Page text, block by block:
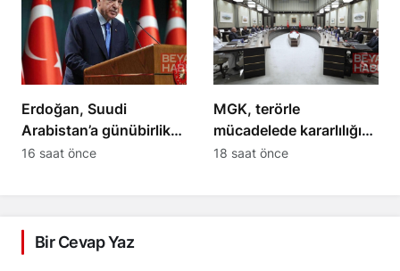
Erdoğan, Suudi
Arabistan’a günübirlik
çalışma ziyareti
16 saat önce
MGK, terörle
mücadelede kararlılığın
süreceğini açıkladı
18 saat önce
Bir Cevap Yaz